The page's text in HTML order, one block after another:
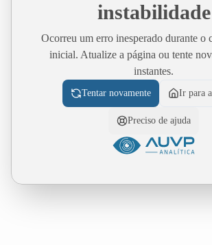
instabilidade
Ocorreu um erro inesperado durante o
inicial. Atualize a página ou tente
instantes.
Tentar novamente Ir para
Preciso de ajuda